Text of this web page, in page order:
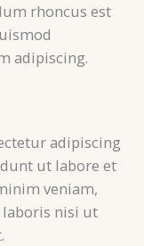
rhoncus est
adipiscing.
adipiscing
ut labore et
veniam,
nisi ut